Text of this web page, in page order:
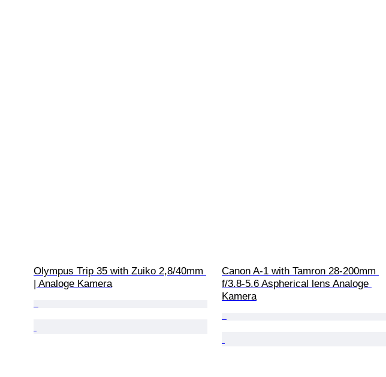
Olympus Trip 35 with Zuiko 2,8/40mm
| Analoge Kamera
Canon A-1 with Tamron 28-200mm
f/3.8-5.6 Aspherical lens Analoge
Kamera